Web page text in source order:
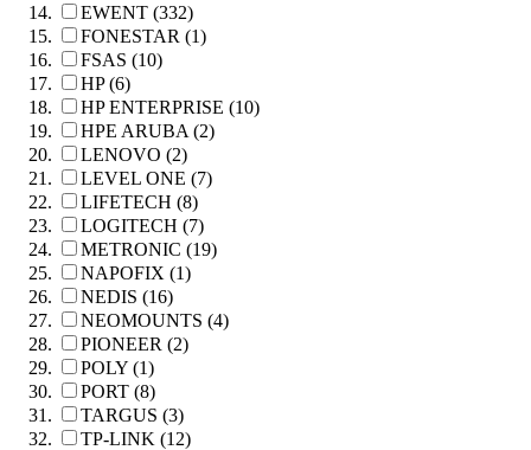
EWENT (332)
FONESTAR (1)
FSAS (10)
HP (6)
HP ENTERPRISE (10)
HPE ARUBA (2)
LENOVO (2)
LEVEL ONE (7)
LIFETECH (8)
LOGITECH (7)
METRONIC (19)
NAPOFIX (1)
NEDIS (16)
NEOMOUNTS (4)
PIONEER (2)
POLY (1)
PORT (8)
TARGUS (3)
TP-LINK (12)